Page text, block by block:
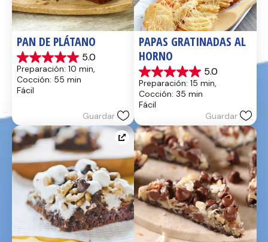
PAN DE PLÁTANO
5.0
5.0
de
5
estrellas.
Preparación: 10 min,
Cocción: 55 min
Fácil
Guardar
PAPAS GRATINADAS AL
HORNO
5.0
5.0
de
5
estrellas.
reseñas
Preparación: 15 min,
Cocción: 35 min
Fácil
Guardar